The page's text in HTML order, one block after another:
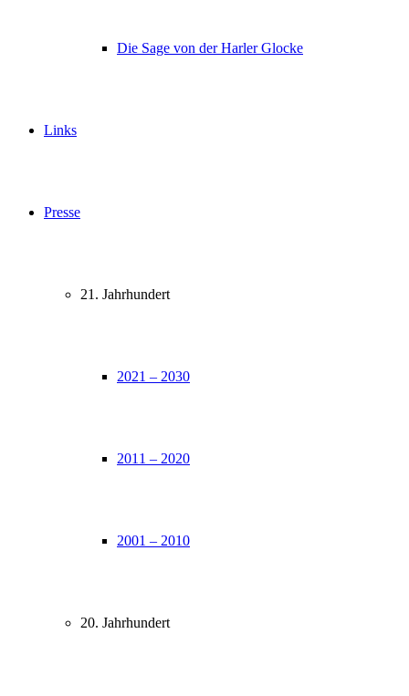
Die Sage von der Harler Glocke
Links
Presse
21. Jahrhundert
2021 – 2030
2011 – 2020
2001 – 2010
20. Jahrhundert